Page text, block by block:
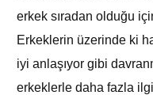
erkek sıradan olduğu
Erkeklerin üzerinde ki
iyi anlaşıyor gibi
erkeklerle daha fazla